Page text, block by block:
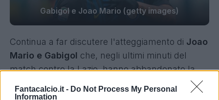
Fantacalcio.it - Do Not Process My Personal
Information
Gabigol e Joao Mario (getty images)
Continua a far discutere l'atteggiamento di Joao
Mario e Gabigol che, negli ultimi minuti del
match contro la Lazio, hanno abbandonato la
riscaldamento tornando in netto anticipo negli